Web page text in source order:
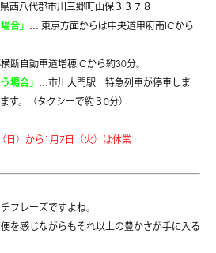
西八代郡市川三郷町山保３３７８
合」 … 東京方面からは中央道甲府南ICから
断自動車道増穂ICから約30分。
合」 …市川大門駅 特急列車が停車しま
す。（タクシーで約３0分）
日）から1月7日（火）は休業
フレーズですよね。
を感じながらもそれ以上の豊かさが手に入る